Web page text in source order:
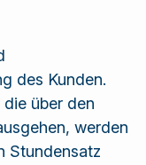
des Kunden.
über den
werden
Stundensatz